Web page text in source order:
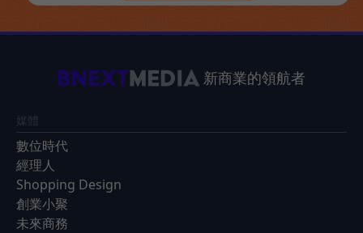
新商業的領航者
媒體
數位時代
經理人
Shopping Design
創業小聚
未來商務